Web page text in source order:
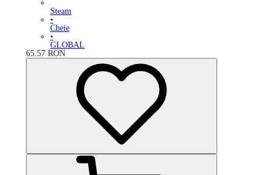
Steam
•
Cheie
•
GLOBAL
65.57 RON